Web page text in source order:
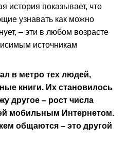
история показывает, что
узнавать как можно
– эти в любом возрасте
источникам
в метро тех людей,
книги. Их становилось
другое – рост числа
мобильным Интернетом.
общаются – это другой